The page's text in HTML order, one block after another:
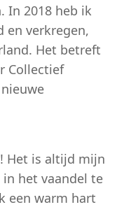
In 2018 heb ik
en verkregen,
Het betreft
Collectief
Het is altijd mijn
het vaandel te
een warm hart